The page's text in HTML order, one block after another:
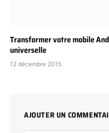
Transformer votre mobile
universelle
12 décembre 2015
AJOUTER UN